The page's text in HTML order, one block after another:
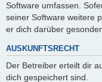
Software umfassen.
seiner Software weitere
er dich darüber
AUSKUNFTSRECHT
Der Betreiber erteilt dir
dich gespeichert sind.